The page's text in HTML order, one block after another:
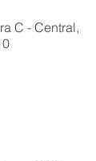
C - Central,